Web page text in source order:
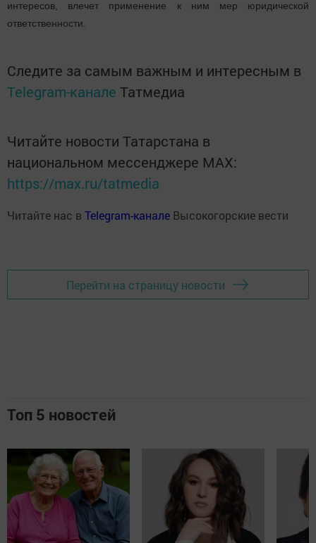
интересов, влечет применение к ним мер юридической
ответственности.
Следите за самым важным и интересным в
Telegram-канале Татмедиа
Читайте новости Татарстана в
национальном мессенджере MАХ:
https://max.ru/tatmedia
Читайте нас в Telegram-канале Высокогорские вести
Перейти на страницу новости
Топ 5 новостей